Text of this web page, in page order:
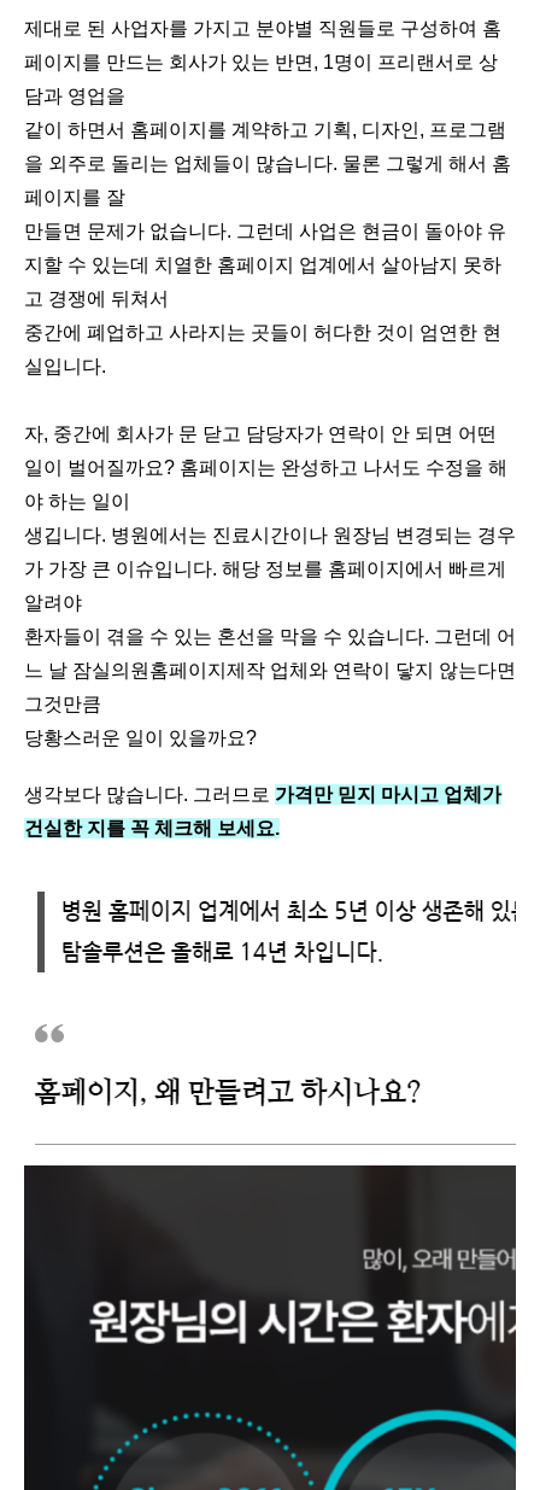
제대로 된 사업자를 가지고 분야별 직원들로 구성하여 홈
페이지를 만드는 회사가 있는 반면, 1명이 프리랜서로 상
담과 영업을
같이 하면서 홈페이지를 계약하고 기획, 디자인, 프로그램
을 외주로 돌리는 업체들이 많습니다. 물론 그렇게 해서 홈
페이지를 잘
만들면 문제가 없습니다. 그런데 사업은 현금이 돌아야 유
지할 수 있는데 치열한 홈페이지 업계에서 살아남지 못하
고 경쟁에 뒤쳐서
중간에 폐업하고 사라지는 곳들이 허다한 것이 엄연한 현
실입니다.
자, 중간에 회사가 문 닫고 담당자가 연락이 안 되면 어떤
일이 벌어질까요? 홈페이지는 완성하고 나서도 수정을 해
야 하는 일이
생깁니다. 병원에서는 진료시간이나 원장님 변경되는 경우
가 가장 큰 이슈입니다. 해당 정보를 홈페이지에서 빠르게
알려야
환자들이 겪을 수 있는 혼선을 막을 수 있습니다. 그런데 어
느 날 잠실의원홈페이지제작 업체와 연락이 닿지 않는다면
그것만큼
당황스러운 일이 있을까요?
생각보다 많습니다. 그러므로 가격만 믿지 마시고 업체가
건실한 지를 꼭 체크해 보세요.